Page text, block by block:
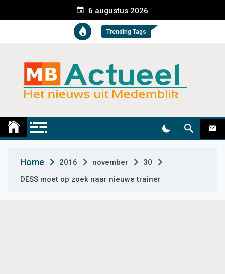
e
t
6 augustus 2026
Trending Tags
Medemblik Actueel
Home 2016 november
30
DESS moet op zoek naar nieuwe trainer